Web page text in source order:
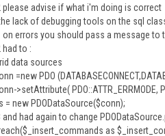
please advise if what i'm doing is correct
lack of debugging tools on the sql
on errors you should pass a message to
had to :
data sources
=new PDO
>setAttribute( PDO::ATTR_ERRMODE,
= new PDODataSource($conn);
and had again to change
as